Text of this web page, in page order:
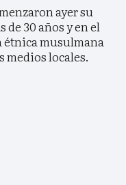
ayer su
30 años y en el
étnica musulmana
locales.